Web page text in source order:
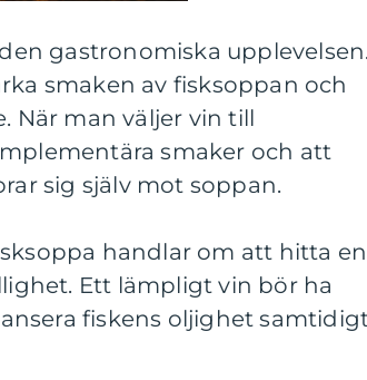
gastronomiska upplevelsen.
smaken av fisksoppan och
När man väljer vin till
smaker och att
sig själv mot soppan.
handlar om att hitta en
Ett lämpligt vin bör ha
fiskens oljighet